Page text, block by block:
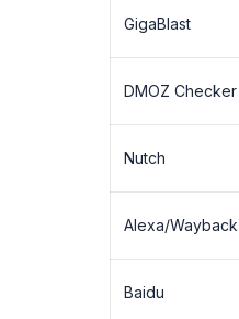
GigaBlast
DMOZ Checker
Nutch
Alexa/Wayback
Baidu